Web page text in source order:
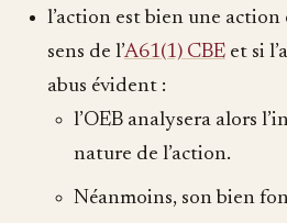
l’action est bien une
sens de l’A61(1) CBEet si
abus évident :
l’OEB analysera alors
nature de l’action.
Néanmoins, son bien